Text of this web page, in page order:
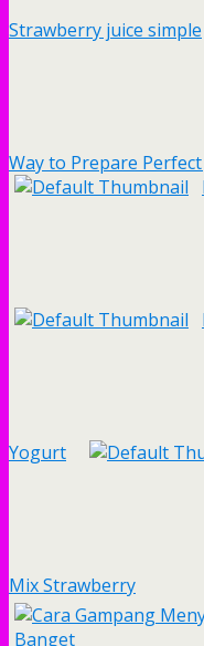
Strawberry juice simple
Way to Prepare
Yogurt
Mix Strawberry